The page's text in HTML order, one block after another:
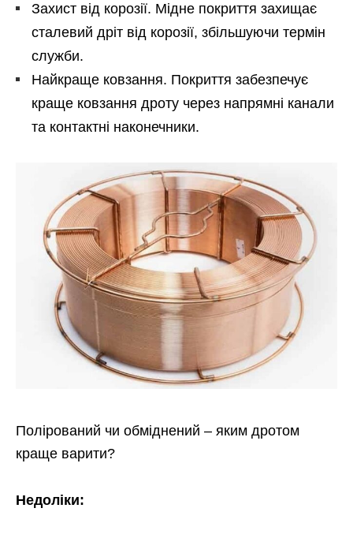
Захист від корозії. Мідне покриття захищає
сталевий дріт від корозії, збільшуючи термін
служби.
Найкраще ковзання. Покриття забезпечує
краще ковзання дроту через напрямні канали
та контактні наконечники.
Полірований чи обміднений – яким дротом
краще варити?
Недоліки: